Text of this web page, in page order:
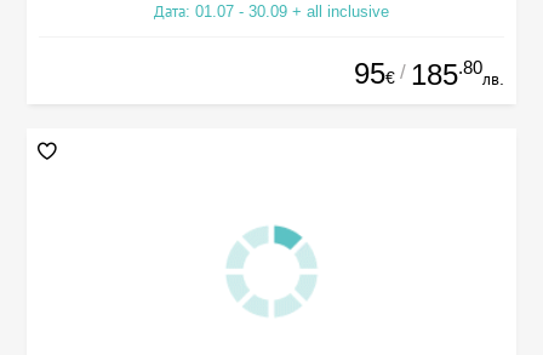
Дата: 01.07 - 30.09 + all inclusive
95€ / 185.80
лв.